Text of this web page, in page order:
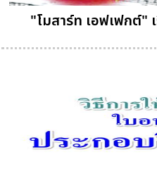
"โมสาร์ท เอฟเฟกต์"